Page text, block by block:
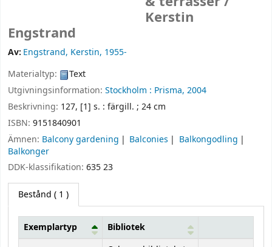
Kerstin
Engstrand
Av: Engstrand, Kerstin, 1955-
Materialtyp:
Text
Utgivningsinformation: Stockholm : Prisma, 2004
Beskrivning: 127, [1] s. : färgill. ; 24 cm
ISBN: 9151840901
Ämnen: Balcony gardening Balconies
Balkongodling
Balkonger
DDK-klassifikation: 635 23
Bestånd ( 1 )
Exemplartyp
Bibliotek